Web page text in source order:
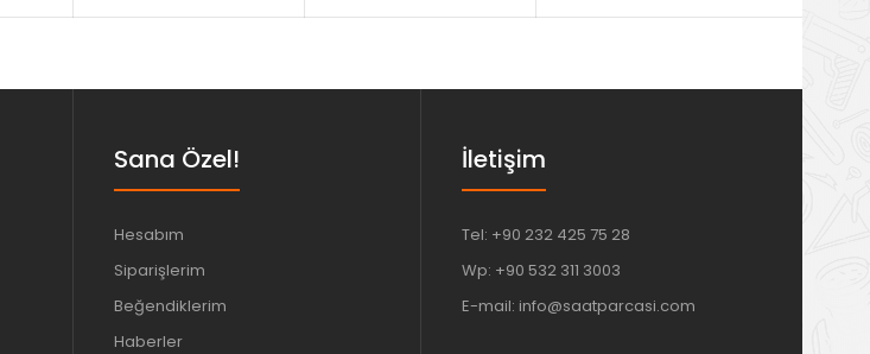
Sana Özel!
Hesabım
Siparişlerim
Beğendiklerim
Haberler
İletişim
Tel: +90 232 425 75 28
Wp: +90 532 311 3003
E-mail: info@saatparcasi.com